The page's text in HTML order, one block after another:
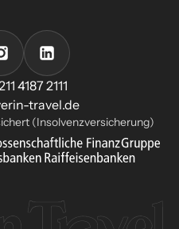
4187 2111
travel.de
(Insolvenzversicherung)